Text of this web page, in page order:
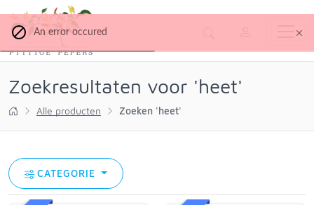
Zoekresultaten voor 'heet'
Alle producten Zoeken 'heet'
CATEGORIE
An error occured